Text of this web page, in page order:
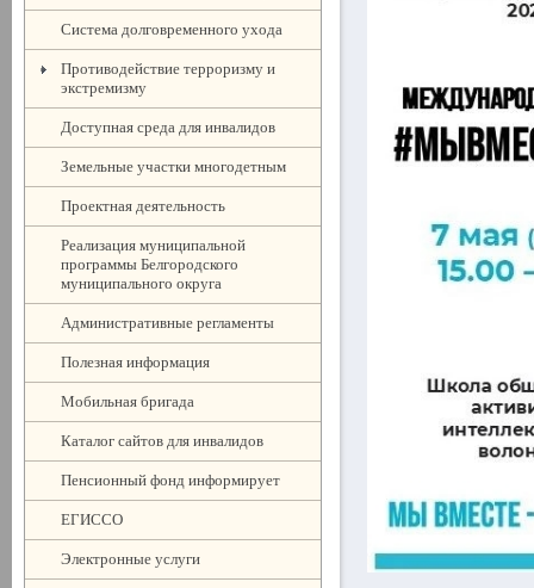
Система долговременного ухода
Противодействие терроризму и
экстремизму
Доступная среда для инвалидов
Земельные участки многодетным
Проектная деятельность
Реализация муниципальной
программы Белгородского
муниципального округа
Административные регламенты
Полезная информация
Мобильная бригада
Каталог сайтов для инвалидов
Пенсионный фонд информирует
ЕГИССО
Электронные услуги